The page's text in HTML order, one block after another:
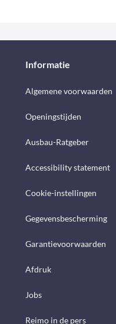
Informatie
Algemene voorwaarden
Openingstijden
Ausbau-Ratgeber
Accessibility statement
Cookie-instellingen
Gegevensbescherming
Garantievoorwaarden
Afdruk
Jobs
Reimo in de pers